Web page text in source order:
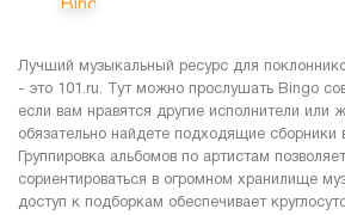
Лучший музыкальный ресурс для
- это 101.ru. Тут можно прослушать Bingo
если вам нравятся другие исполнители или
обязательно найдете подходящие сборники
Группировка альбомов по артистам
сориентироваться в огромном хранилище
доступ к подборкам обеспечивает